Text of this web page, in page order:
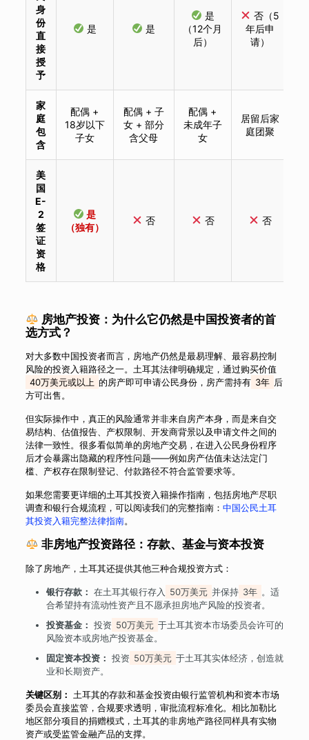
身
份
直
接
授
予
是 是
是
（12个月
后）
否（5
年后申
请）
家
庭
包
含
配偶 +
18岁以下
子女
配偶 + 子
女 + 部分
含父母
配偶 +
未成年子
女
居留后家
庭团聚
美
国
E-
2
签
证
资
格
是
（独有）
否 否 否
房地产投资：为什么它仍然是中国投资者的首
选方式？
对大多数中国投资者而言，房地产仍然是最易理解、最容易控制
风险的投资入籍路径之一。土耳其法律明确规定，通过购买价值
40万美元或以上 的房产即可申请公民身份，房产需持有 3年 后
方可出售。
但实际操作中，真正的风险通常并非来自房产本身，而是来自交
易结构、估值报告、产权限制、开发商背景以及申请文件之间的
法律一致性。很多看似简单的房地产交易，在进入公民身份程序
后才会暴露出隐藏的程序性问题——例如房产估值未达法定门
槛、产权存在限制登记、付款路径不符合监管要求等。
如果您需要更详细的土耳其投资入籍操作指南，包括房地产尽职
调查和银行合规流程，可以阅读我们的完整指南： 中国公民土耳
其投资入籍完整法律指南。
非房地产投资路径：存款、基金与资本投资
除了房地产，土耳其还提供其他三种合规投资方式：
银行存款： 在土耳其银行存入 50万美元 并保持 3年 。适
合希望持有流动性资产且不愿承担房地产风险的投资者。
投资基金： 投资 50万美元 于土耳其资本市场委员会许可的
风险资本或房地产投资基金。
固定资本投资： 投资 50万美元 于土耳其实体经济，创造就
业和长期资产。
关键区别：
土耳其的存款和基金投资由银行监管机构和资本市场
委员会直接监管，合规要求透明，审批流程标准化。相比加勒比
地区部分项目的捐赠模式，土耳其的非房地产路径同样具有实物
资产或受监管金融产品的支撑。